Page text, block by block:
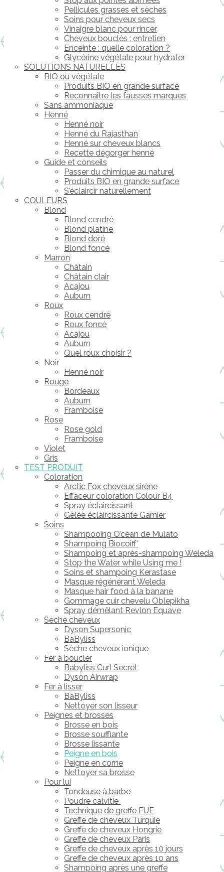
Pellicules grasses et sèches
Soins pour cheveux secs
Vinaigre blanc pour rincer
Cheveux bouclés : entretien
Enceinte : quelle coloration ?
Glycérine végétale pour hydrater
SOLUTIONS NATURELLES
BIO ou végétale
Produits BIO en grande surface
Reconnaître les fausses marques
Sans ammoniaque
Henné
Henné noir
Henné du Rajasthan
Henné sur cheveux blancs
Recette dégorger henné
Guide et conseils
Passer du chimique au naturel
Produits BIO en grande surface
S’éclaircir naturellement
COULEURS
Blond
Blond cendré
Blond platine
Blond doré
Blond foncé
Marron
Châtain
Châtain clair
Acajou
Auburn
Roux
Roux cendré
Roux foncé
Acajou
Auburn
Quel roux choisir ?
Noir
Henné noir
Rouge
Bordeaux
Auburn
Framboise
Rose
Rose gold
Framboise
Violet
Gris
TEST PRODUIT
Coloration
Arctic Fox cheveux sirène
Effaceur coloration Colour B4
Spray éclaircissant
Gelée éclaircissante Garnier
Soins
Shampooing O’céan de Mulato
Shampoing Biocoiff’
Shampoing et après-shampoing Weleda
Stop the Water while Using me !
Soins et shampoing Kerastase
Masque régénérant Weleda
Masque hair food à la banane
Gommage cuir chevelu Oblepikha
Spray démêlant Revlon Equave
Sèche cheveux
Dyson Supersonic
BaByliss
Sèche cheveux ionique
Fer à boucler
Babyliss Curl Secret
Dyson Airwrap
Fer à lisser
BaByliss
Nettoyer son lisseur
Peignes et brosses
Brosse en bois
Brosse soufflante
Brosse lissante
Peigne en bois
Peigne en corne
Nettoyer sa brosse
Pour lui
Tondeuse à barbe
Poudre calvitie
Technique de greffe FUE
Greffe de cheveux Turquie
Greffe de cheveux Hongrie
Greffe de cheveux Paris
Greffe de cheveux après 10 jours
Greffe de cheveux après 10 ans
Shampoing après une greffe